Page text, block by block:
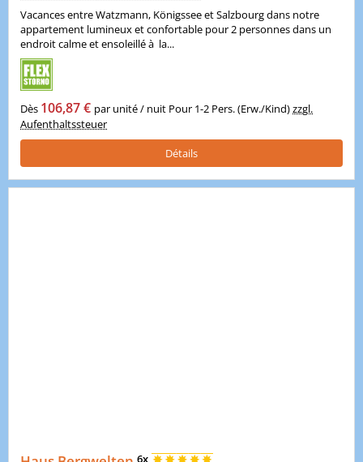
Vacances entre Watzmann, Königssee et Salzbourg dans notre
appartement lumineux et confortable pour 2 personnes dans un
endroit calme et ensoleillé à la...
Dès 106,87 € par unité / nuit Pour 1-2 Pers. (Erw./Kind)zzgl.
Aufenthaltssteuer
Détails
6x